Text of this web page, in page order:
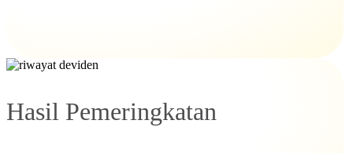
Hasil Pemeringkatan